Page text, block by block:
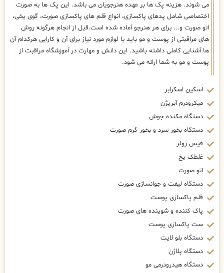
می شوند. هزینه پک ها بر عهده هنرجویان می باشد. این پک ها به صورت
اختصاصی شامل پدهای پاکسازی، انواع قلم های پاکسازی صورت، گوی یخی،
اتو صورت و... برای هر هنرجو آماده شده است.قبل از انجام هرگونه روش
های مراقبتی از پوست و مو باید با لوازم مورد نیاز برای آن و کارایی هرکدام آن
ها آشنایی کاملی داشته باشید. این دانش و مهارت در آموزشگاه مراقبت از
پوست و مو به شما ارائه می شود.
اسکین اسکرابر
میکرودرم آبریژن
دستگاه مکنده جوش
دستگاه بخور سرد و بخور گرم صورت
فیس رولر
غلطک یخ
اتو صورت
دستگاه لیفت و جوانسازی صورت
قلم پاکسازی پوست
پاک کننده و شوینده های صورت
ست پاکسازی پوست
دستگاه بلو لایت
دستگاه پلاژن
دستگاه هیدرودرمی مو